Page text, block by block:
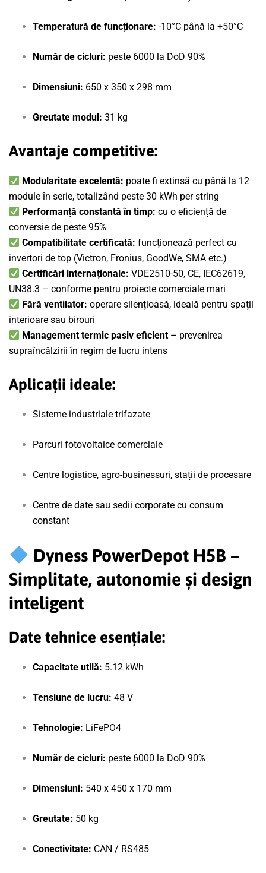
Temperatură de funcționare: -10°C până la +50°C
Număr de cicluri: peste 6000 la DoD 90%
Dimensiuni: 650 x 350 x 298 mm
Greutate modul: 31 kg
Avantaje competitive:
Modularitate excelentă: poate fi extinsă cu până la 12
module în serie, totalizând peste 30 kWh per string
Performanță constantă în timp: cu o eficiență de
conversie de peste 95%
Compatibilitate certificată: funcționează perfect cu
invertori de top (Victron, Fronius, GoodWe, SMA etc.)
Certificări internaționale: VDE2510-50, CE, IEC62619,
UN38.3 – conforme pentru proiecte comerciale mari
Fără ventilator: operare silențioasă, ideală pentru spații
interioare sau birouri
Management termic pasiv eficient – prevenirea
supraîncălzirii în regim de lucru intens
Aplicații ideale:
Sisteme industriale trifazate
Parcuri fotovoltaice comerciale
Centre logistice, agro-businessuri, stații de procesare
Centre de date sau sedii corporate cu consum
constant
Dyness PowerDepot H5B –
Simplitate, autonomie și design
inteligent
Date tehnice esențiale:
Capacitate utilă: 5.12 kWh
Tensiune de lucru: 48 V
Tehnologie: LiFePO4
Număr de cicluri: peste 6000 la DoD 90%
Dimensiuni: 540 x 450 x 170 mm
Greutate: 50 kg
Conectivitate: CAN / RS485